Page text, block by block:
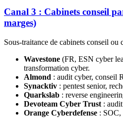
Canal 3 : Cabinets conseil
marges)
Sous-traitance de cabinets conseil ou
Wavestone (FR, ESN cyber
transformation cyber.
Almond : audit cyber, conseil
Synacktiv : pentest senior,
Quarkslab : reverse
Devoteam Cyber Trust :
Orange Cyberdefense : SOC,